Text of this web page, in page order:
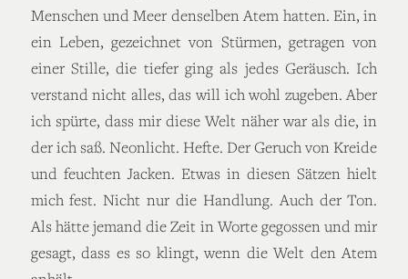
Menschen und Meer denselben Atem hatten. Ein, in
ein Leben, gezeichnet von Stürmen, getragen von
einer Stille, die tiefer ging als jedes Geräusch. Ich
verstand nicht alles, das will ich wohl zugeben. Aber
ich spürte, dass mir diese Welt näher war als die, in
der ich saß. Neonlicht. Hefte. Der Geruch von Kreide
und feuchten Jacken. Etwas in diesen Sätzen hielt
mich fest. Nicht nur die Handlung. Auch der Ton.
Als hätte jemand die Zeit in Worte gegossen und mir
gesagt, dass es so klingt, wenn die Welt den Atem